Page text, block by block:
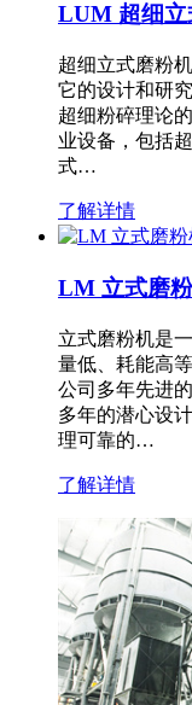
LUM 超细立
超细立式磨粉
它的设计和研
超细粉碎理论
业设备，包括
式…
了解详情
LM 立式磨
立式磨粉机是
量低、耗能高
公司多年先进
多年的潜心设
理可靠的…
了解详情